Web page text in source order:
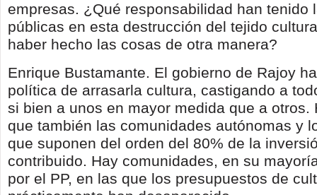
empresas. ¿Qué responsabilidad han tenido
públicas en esta destrucción del tejido
haber hecho las cosas de otra manera?
Enrique Bustamante. El gobierno de Rajoy
política de arrasarla cultura, castigando a
si bien a unos en mayor medida que a otros.
que también las comunidades autónomas y
que suponen del orden del 80% de la
contribuido. Hay comunidades, en su
por el PP, en las que los presupuestos de